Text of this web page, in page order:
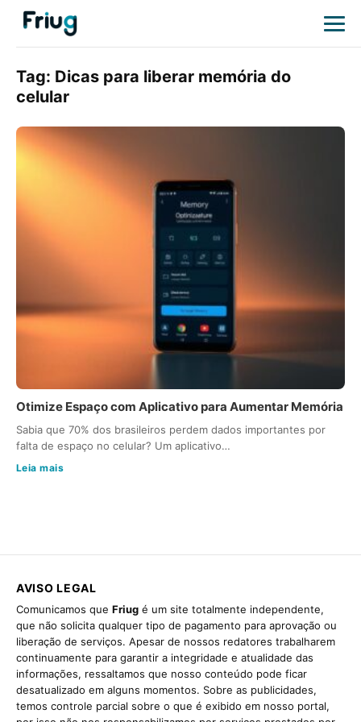
Tag: Dicas para liberar memória do
celular
Otimize Espaço com Aplicativo para Aumentar Memória
Sabia que 70% dos brasileiros perdem dados importantes por
falta de espaço no celular? Um aplicativo…
Leia mais
AVISO LEGAL
Comunicamos que Friug é um site totalmente independente,
que não solicita qualquer tipo de pagamento para aprovação ou
liberação de serviços. Apesar de nossos redatores trabalharem
continuamente para garantir a integridade e atualidade das
informações, ressaltamos que nosso conteúdo pode ficar
desatualizado em alguns momentos. Sobre as publicidades,
temos controle parcial sobre o que é exibido em nosso portal,